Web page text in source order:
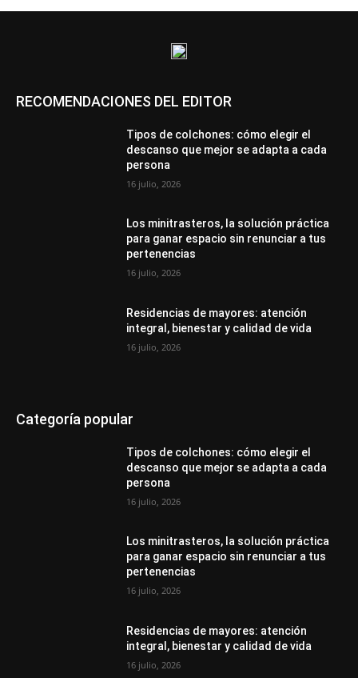
RECOMENDACIONES DEL EDITOR
Tipos de colchones: cómo elegir el
descanso que mejor se adapta a cada
persona
16 julio, 2026
Los minitrasteros, la solución práctica
para ganar espacio sin renunciar a tus
pertenencias
16 julio, 2026
Residencias de mayores: atención
integral, bienestar y calidad de vida
16 julio, 2026
Categoría popular
Tipos de colchones: cómo elegir el
descanso que mejor se adapta a cada
persona
16 julio, 2026
Los minitrasteros, la solución práctica
para ganar espacio sin renunciar a tus
pertenencias
16 julio, 2026
Residencias de mayores: atención
integral, bienestar y calidad de vida
16 julio, 2026